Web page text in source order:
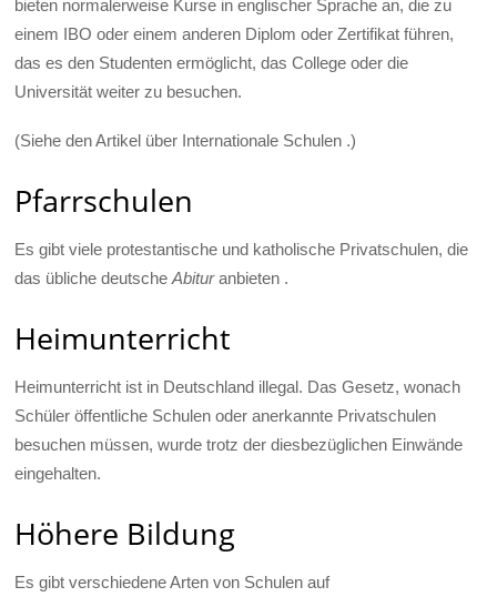
bieten normalerweise Kurse in englischer Sprache an, die zu
einem IBO oder einem anderen Diplom oder Zertifikat führen,
das es den Studenten ermöglicht, das College oder die
Universität weiter zu besuchen.
(Siehe den Artikel über Internationale Schulen .)
Pfarrschulen
Es gibt viele protestantische und katholische Privatschulen, die
das übliche deutscheAbituranbieten .
Heimunterricht
Heimunterricht ist in Deutschland illegal. Das Gesetz, wonach
Schüler öffentliche Schulen oder anerkannte Privatschulen
besuchen müssen, wurde trotz der diesbezüglichen Einwände
eingehalten.
Höhere Bildung
Es gibt verschiedene Arten von Schulen auf